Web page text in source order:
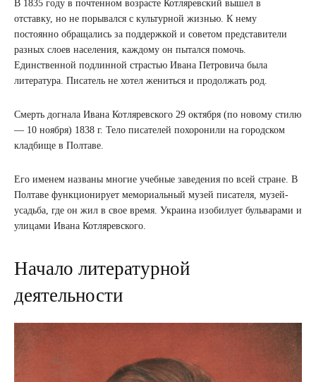
В 1835 году в почтенном возрасте Котляревский вышел в
отставку, но не порывался с культурной жизнью. К нему
постоянно обращались за поддержкой и советом представители
разных слоев населения, каждому он пытался помочь.
Единственной подлинной страстью Ивана Петровича была
литература. Писатель не хотел жениться и продолжать род.
Смерть догнала Ивана Котляревского 29 октября (по новому стилю
— 10 ноября) 1838 г. Тело писателей похоронили на городском
кладбище в Полтаве.
Его именем названы многие учебные заведения по всей стране. В
Полтаве функционирует мемориальный музей писателя, музей-
усадьба, где он жил в свое время. Украина изобилует бульварами и
улицами Ивана Котляревского.
Начало литературной
деятельности